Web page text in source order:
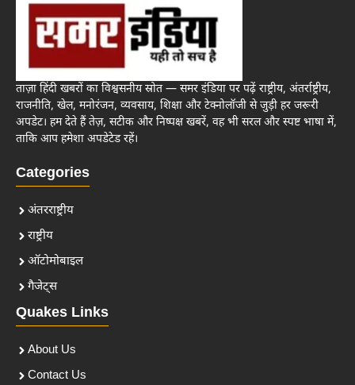
ताज़ा हिंदी खबरों का विश्वसनीय स्रोत — समर इंडिया पर पढ़ें राष्ट्रीय, अंतर्राष्ट्रीय,
राजनीति, खेल, मनोरंजन, व्यवसाय, शिक्षा और टेक्नोलॉजी से जुड़ी हर जरूरी
अपडेट। हम देते हैं तेज़, सटीक और निष्पक्ष खबरें, वह भी सरल और स्पष्ट भाषा में,
ताकि आप हमेशा अपडेटेड रहें।
Categories
अंतरराष्ट्रीय
राष्ट्रीय
ऑटोमोबाइल
गैजेट्स
Quakes Links
About Us
Contact Us